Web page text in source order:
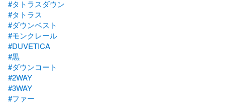
#タトラスダウン
#タトラス
#ダウンベスト
#モンクレール
#DUVETICA
#黒
#ダウンコート
#2WAY
#3WAY
#ファー